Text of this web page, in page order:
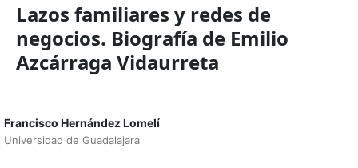
Lazos familiares y redes de
negocios. Biografía de Emilio
Azcárraga Vidaurreta
Francisco Hernández Lomelí
Universidad de Guadalajara